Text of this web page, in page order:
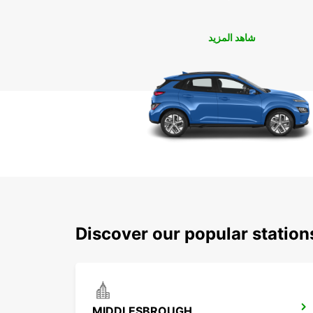
شاهد المزيد
Discover our popular